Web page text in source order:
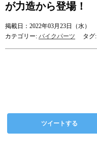
が力造から登場！
掲載日：2022年03月23日（水）
カテゴリー: バイクパーツ タグ:
ツイートする